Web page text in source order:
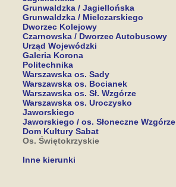
Grunwaldzka / Jagiellońska
Grunwaldzka / Mielczarskiego
Dworzec Kolejowy
Czarnowska / Dworzec Autobusowy
Urząd Wojewódzki
Galeria Korona
Politechnika
Warszawska os. Sady
Warszawska os. Bocianek
Warszawska os. Sł. Wzgórze
Warszawska os. Uroczysko
Jaworskiego
Jaworskiego / os. Słoneczne Wzgórze
Dom Kultury Sabat
Os. Świętokrzyskie
Inne kierunki